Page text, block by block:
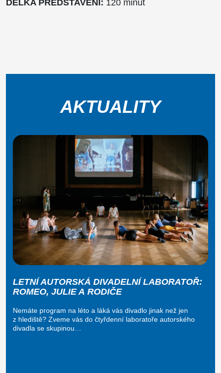
DÉLKA PŘEDSTAVENÍ: 120 minut
AKTUALITY
LETNÍ AUTORSKÁ DIVADELNÍ LABORATOŘ:
ROMEO, JULIE A RODIČE
Nemáte program na léto a láká vás divadlo jinak než jen
z hlediště? Zveme vás do čtyřdenní laboratoře autorského
divadla se skupinou…